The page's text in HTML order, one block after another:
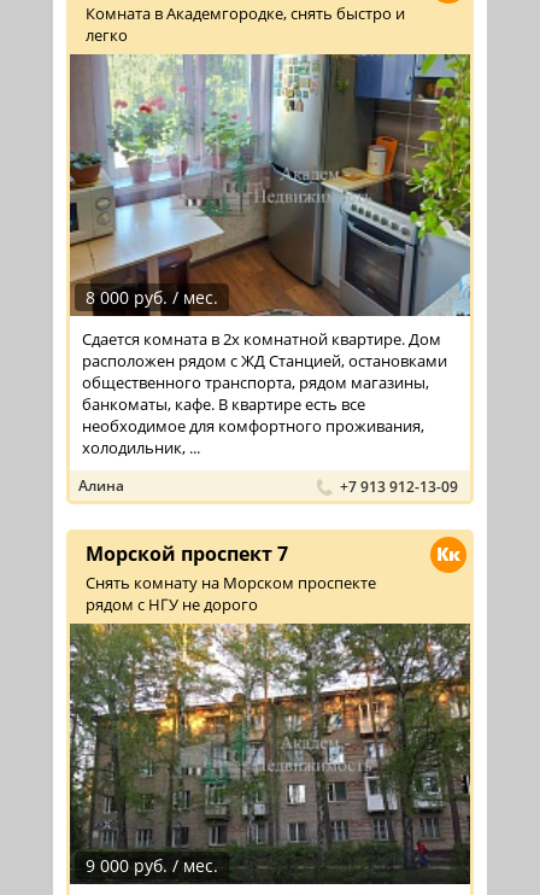
Комната в Академгородке, снять быстро и
легко
8 000 руб. / мес.
Сдается комната в 2х комнатной квартире. Дом
расположен рядом с ЖД Станцией, остановками
общественного транспорта, рядом магазины,
банкоматы, кафе. В квартире есть все
необходимое для комфортного проживания,
холодильник, ...
Алина +7 913 912-13-09
Кк
Морской проспект 7
Снять комнату на Морском проспекте
рядом с НГУ не дорого
9 000 руб. / мес.